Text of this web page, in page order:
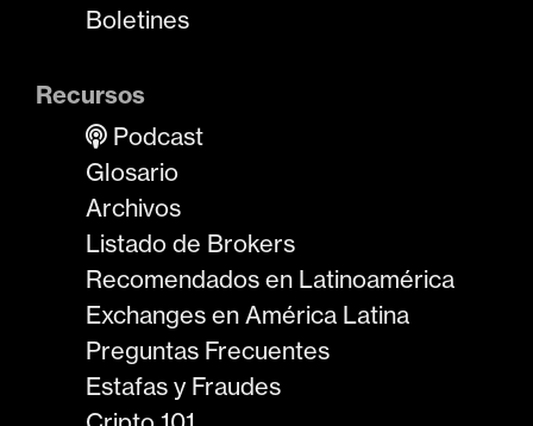
Boletines
Recursos
Podcast
Glosario
Archivos
Listado de Brokers
Recomendados en Latinoamérica
Exchanges en América Latina
Preguntas Frecuentes
Estafas y Fraudes